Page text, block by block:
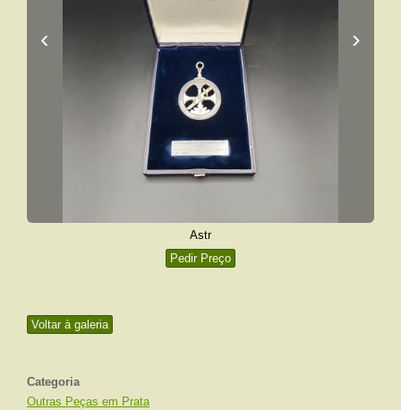
Voltar à galeria
Categoria
Outras Peças em Prata
‹ ›
Astr
Pedir Preço